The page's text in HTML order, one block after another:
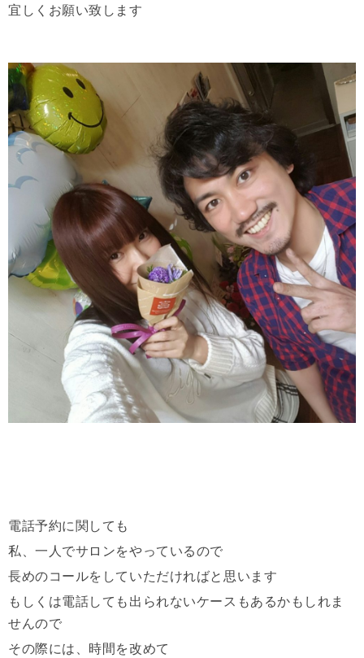
宜しくお願い致します
電話予約に関しても
私、一人でサロンをやっているので
長めのコールをしていただければと思います
もしくは電話しても出られないケースもあるかもしれま
せんので
その際には、時間を改めて